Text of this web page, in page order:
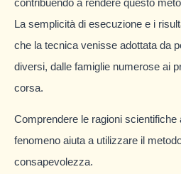
contribuendo a rendere questo
La semplicità di esecuzione e i
che la tecnica venisse adottata da
diversi, dalle famiglie numerose ai
corsa.
Comprendere le ragioni scientifiche
fenomeno aiuta a utilizzare il
consapevolezza.